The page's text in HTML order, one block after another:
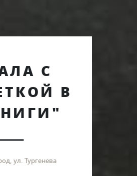
С
В
ул. Тургенева